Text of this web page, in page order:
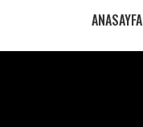
ANASAYFA